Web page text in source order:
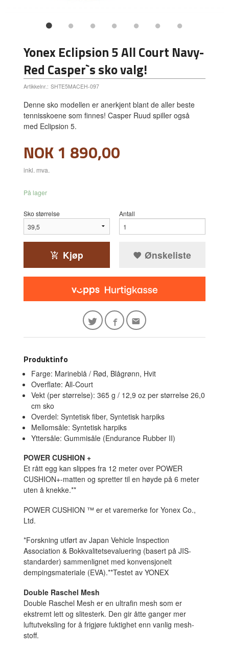
Yonex Eclipsion 5 All Court Navy-
Red Casper`s sko valg!
Artikkelnr.: SHTE5MACEH-097
Denne sko modellen er anerkjent blant de aller beste
tennisskoene som finnes! Casper Ruud spiller også
med Eclipsion 5.
Pris
NOK1 890,00
inkl. mva.
På lager
Sko størrelse Antall
Kjøp Ønskeliste
Produktinfo
Farge: Marineblå / Rød, Blågrønn, Hvit
Overflate: All-Court
Vekt (per størrelse): 365 g / 12,9 oz per størrelse 26,0
cm sko
Overdel: Syntetisk fiber, Syntetisk harpiks
Mellomsåle: Syntetisk harpiks
Yttersåle: Gummisåle (Endurance Rubber II)
POWER CUSHION +
Et rått egg kan slippes fra 12 meter over POWER
CUSHION+-matten og spretter til en høyde på 6 meter
uten å knekke.**
POWER CUSHION ™ er et varemerke for Yonex Co.,
Ltd.
*Forskning utført av Japan Vehicle Inspection
Association & Bokkvalitetsevaluering (basert på JIS-
standarder) sammenlignet med konvensjonelt
dempingsmateriale (EVA).**Testet av YONEX
Double Raschel Mesh
Double Raschel Mesh er en ultrafin mesh som er
ekstremt lett og slitesterk. Den gir åtte ganger mer
luftutveksling for å frigjøre fuktighet enn vanlig mesh-
stoff.